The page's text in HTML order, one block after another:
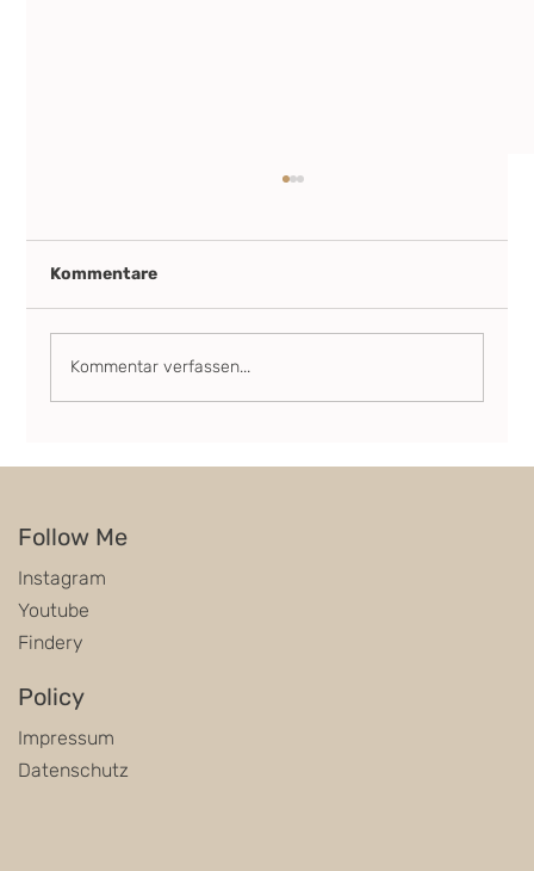
Kommentare
Kommentar verfassen...
Follow Me
Instagram
Youtube
Findery
Policy
Impressum
Datenschutz